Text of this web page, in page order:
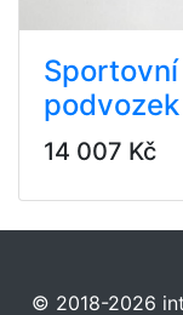
podvozek
14 007 Kč
© 2018-2026